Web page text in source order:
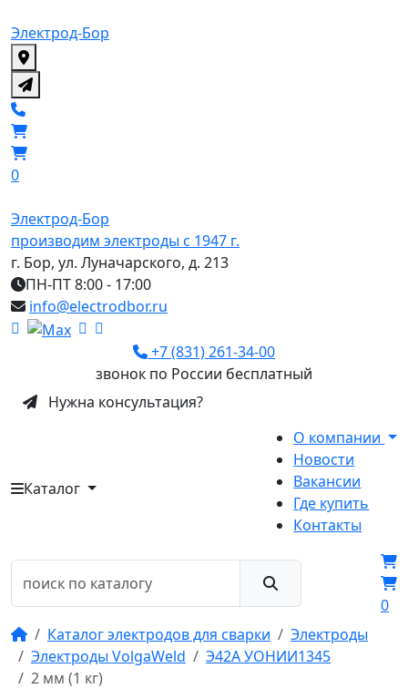
Электрод-Бор
0
Электрод-Бор
производим электроды с 1947 г.
г. Бор, ул. Луначарского, д. 213
ПН-ПТ 8:00 - 17:00
info@electrodbor.ru
+7 (831) 261-34-00
звонок по России бесплатный
Нужна консультация?
Каталог
О компании
Новости
Вакансии
Где купить
Контакты
0
Каталог электродов для сварки
Электроды
Электроды VolgaWeld
Э42А УОНИИ1345
2 мм (1 кг)